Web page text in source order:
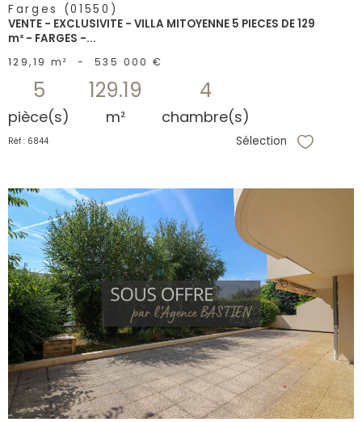
Farges (01550)
VENTE - EXCLUSIVITE - VILLA MITOYENNE 5 PIECES DE 129
m² - FARGES -...
129,19 m² - 535 000 €
5
pièce(s)
129.19
m²
4
chambre(s)
Réf : 6844 Sélection
voir le
bien